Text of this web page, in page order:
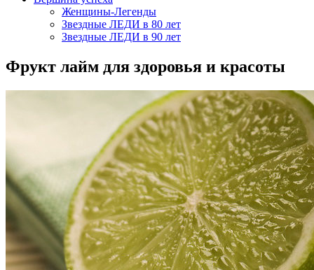
Женщины-Легенды
Звездные ЛЕДИ в 80 лет
Звездные ЛЕДИ в 90 лет
Фрукт лайм для здоровья и красоты